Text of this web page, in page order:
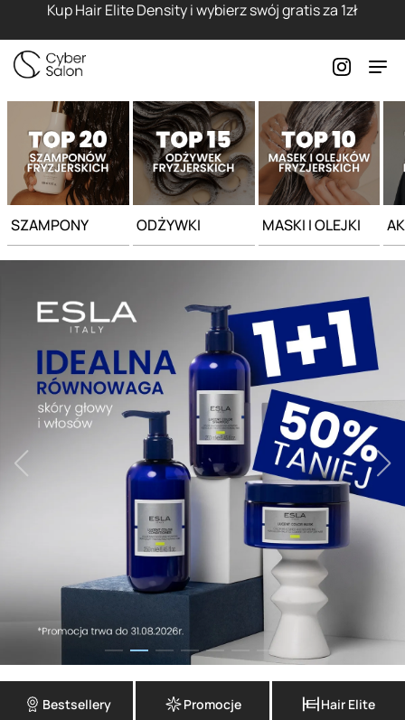
Kup Hair Elite Density i wybierz swój gratis za 1zł
SZAMPONY ODŻYWKI MASKI I OLEJKI
Bestsellery Promocje Hair Elite
Strona główna - Cyber Salon